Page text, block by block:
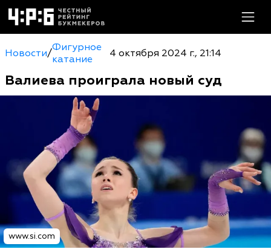
Новости/Фигурное
катание
4 октября 2024 г., 21:14
Валиева проиграла новый суд
www.si.com